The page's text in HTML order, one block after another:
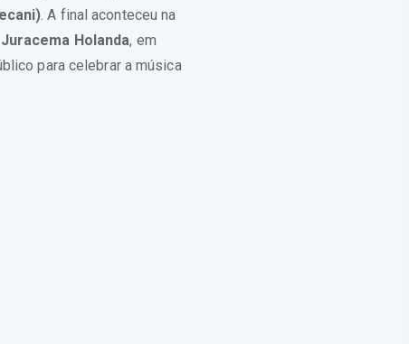
. A final aconteceu na
Holanda, em
para celebrar a música